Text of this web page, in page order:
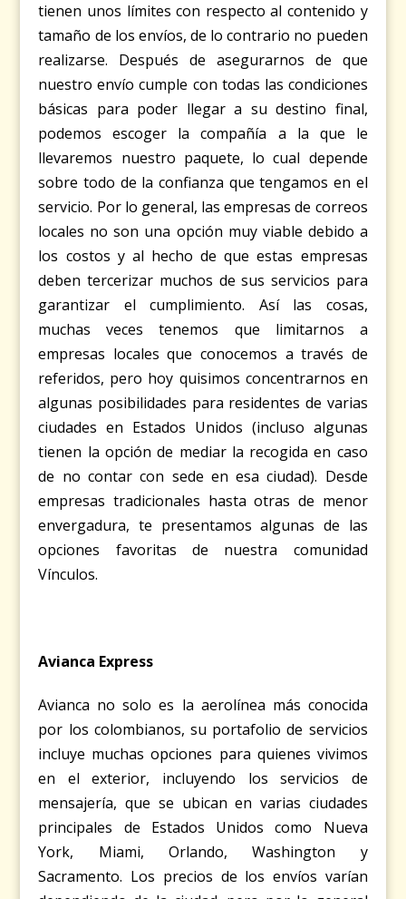
tienen unos límites con respecto al contenido y
tamaño de los envíos, de lo contrario no pueden
realizarse. Después de asegurarnos de que
nuestro envío cumple con todas las condiciones
básicas para poder llegar a su destino final,
podemos escoger la compañía a la que le
llevaremos nuestro paquete, lo cual depende
sobre todo de la confianza que tengamos en el
servicio. Por lo general, las empresas de correos
locales no son una opción muy viable debido a
los costos y al hecho de que estas empresas
deben tercerizar muchos de sus servicios para
garantizar el cumplimiento. Así las cosas,
muchas veces tenemos que limitarnos a
empresas locales que conocemos a través de
referidos, pero hoy quisimos concentrarnos en
algunas posibilidades para residentes de varias
ciudades en Estados Unidos (incluso algunas
tienen la opción de mediar la recogida en caso
de no contar con sede en esa ciudad). Desde
empresas tradicionales hasta otras de menor
envergadura, te presentamos algunas de las
opciones favoritas de nuestra comunidad
Vínculos.
Avianca Express
Avianca no solo es la aerolínea más conocida
por los colombianos, su portafolio de servicios
incluye muchas opciones para quienes vivimos
en el exterior, incluyendo los servicios de
mensajería, que se ubican en varias ciudades
principales de Estados Unidos como Nueva
York, Miami, Orlando, Washington y
Sacramento. Los precios de los envíos varían